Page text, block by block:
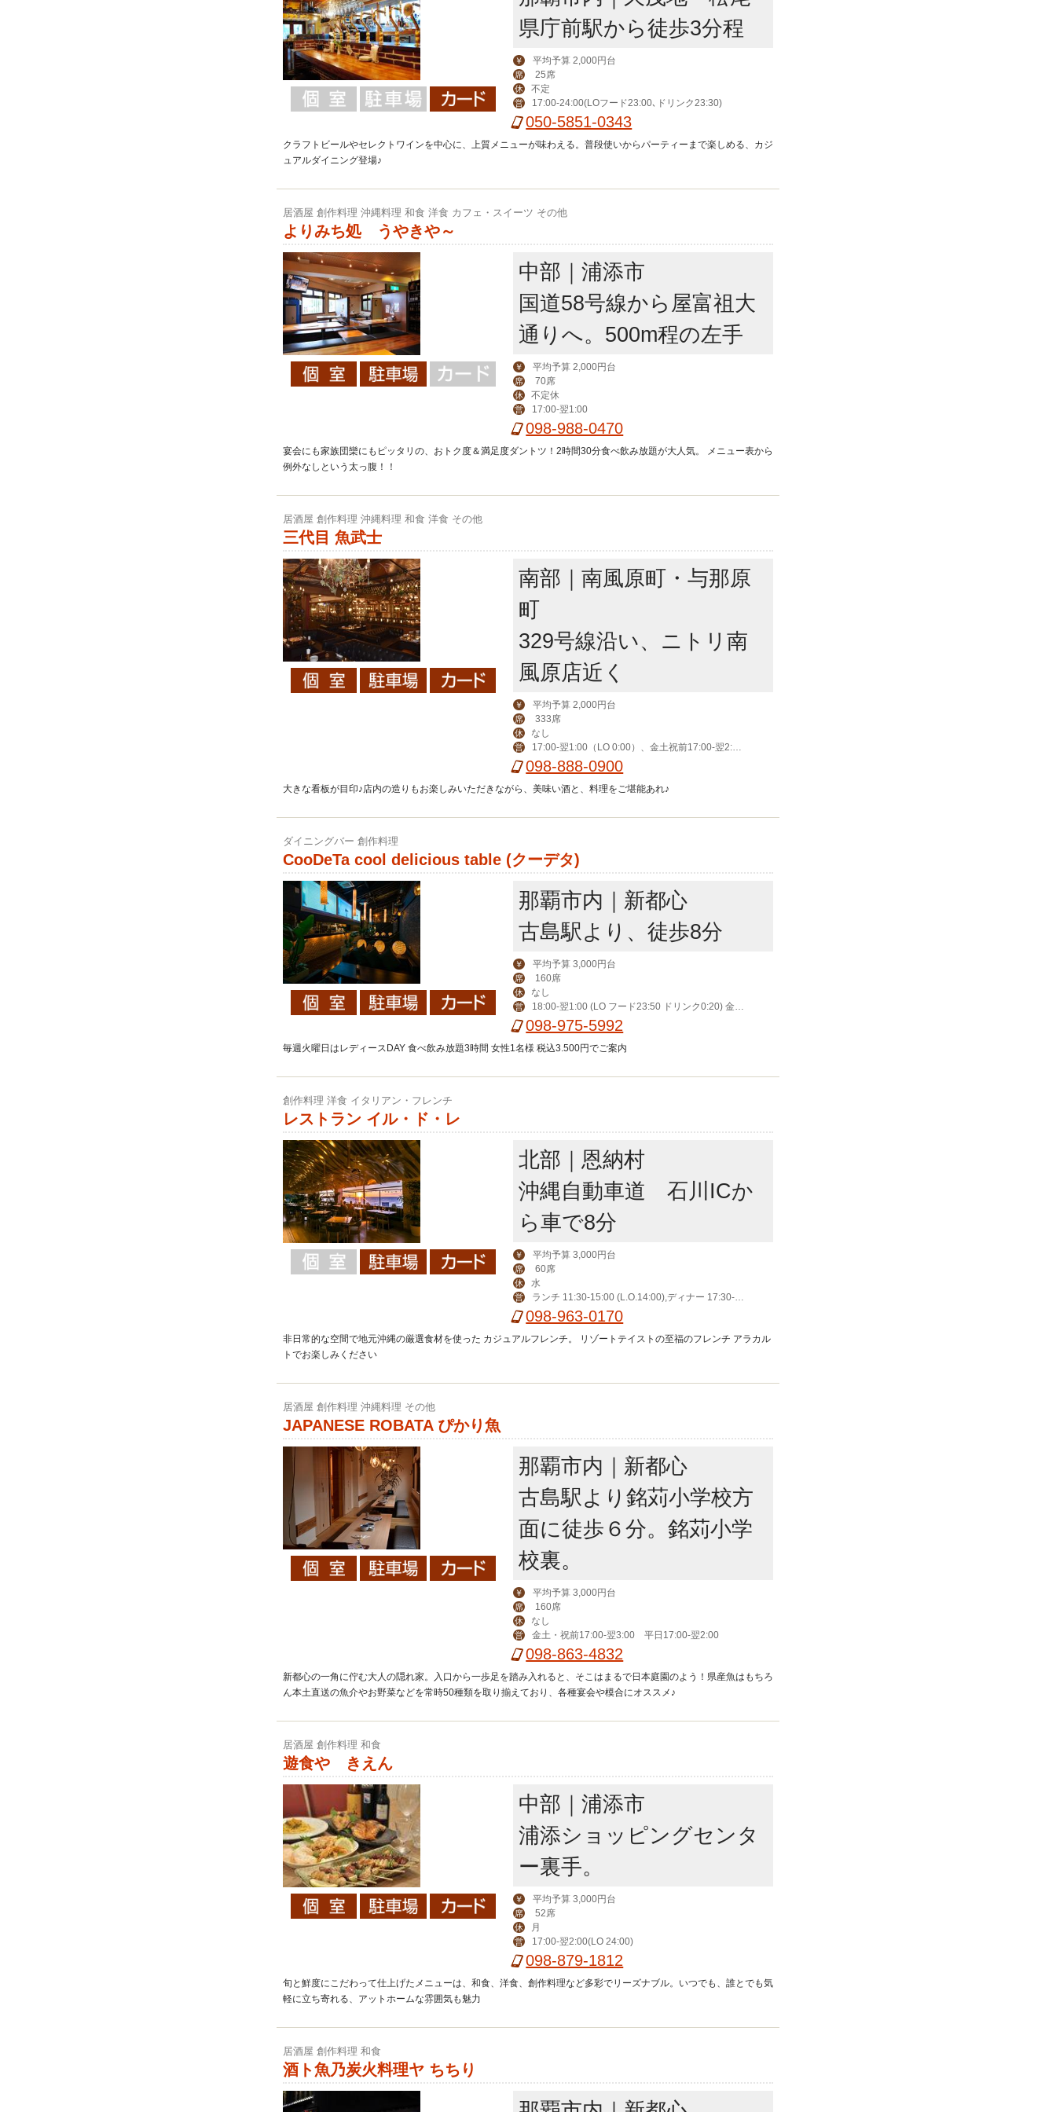
県庁前駅から徒歩3分程
￥ 平均予算 2,000円台
席 25席
休 不定
営 17:00-24:00(LOフード23:00､ドリンク23:30)
050-5851-0343
クラフトビールやセレクトワインを中心に、上質メニューが味わえる。普段使いからパーティーまで楽しめる、カジ
ュアルダイニング登場♪
居酒屋 創作料理 沖縄料理 和食 洋食 カフェ・スイーツ その他
よりみち処 うやきや～
中部｜浦添市
国道58号線から屋富祖大
通りへ。500m程の左手
￥ 平均予算 2,000円台
席 70席
休 不定休
営 17:00-翌1:00
098-988-0470
宴会にも家族団欒にもピッタリの、おトク度＆満足度ダントツ！2時間30分食べ飲み放題が大人気。 メニュー表から
例外なしという太っ腹！！
居酒屋 創作料理 沖縄料理 和食 洋食 その他
三代目 魚武士
南部｜南風原町・与那原
町
329号線沿い、ニトリ南
風原店近く
￥ 平均予算 2,000円台
席 333席
休 なし
営
17:00-翌1:00（LO 0:00）、金土祝前17:00-翌2:00
（LO 翌1:00）
098-888-0900
大きな看板が目印♪店内の造りもお楽しみいただきながら、美味い酒と、料理をご堪能あれ♪
ダイニングバー 創作料理
CooDeTa cool delicious table (クーデタ)
那覇市内｜新都心
古島駅より、徒歩8分
￥ 平均予算 3,000円台
席 160席
休 なし
営
18:00-翌1:00 (LO フード23:50 ドリンク0:20) 金土
祝前18:00-翌2:00 (LOフード0:50 ドリンク1:20)
098-975-5992
毎週火曜日はレディースDAY 食べ飲み放題3時間 女性1名様 税込3.500円でご案内
創作料理 洋食 イタリアン・フレンチ
レストラン イル・ド・レ
北部｜恩納村
沖縄自動車道 石川ICか
ら車で8分
￥ 平均予算 3,000円台
席 60席
休 水
営
ランチ 11:30-15:00 (L.O.14:00),ディナー 17:30-2
3:00 (L.O.21:00)
098-963-0170
非日常的な空間で地元沖縄の厳選食材を使った カジュアルフレンチ。 リゾートテイストの至福のフレンチ アラカル
トでお楽しみください
居酒屋 創作料理 沖縄料理 その他
JAPANESE ROBATA ぴかり魚
那覇市内｜新都心
古島駅より銘苅小学校方
面に徒歩６分。銘苅小学
校裏。
￥ 平均予算 3,000円台
席 160席
休 なし
営 金土・祝前17:00-翌3:00 平日17:00-翌2:00
098-863-4832
新都心の一角に佇む大人の隠れ家。入口から一歩足を踏み入れると、そこはまるで日本庭園のよう！県産魚はもちろ
ん本土直送の魚介やお野菜などを常時50種類を取り揃えており、各種宴会や模合にオススメ♪
居酒屋 創作料理 和食
遊食や きえん
中部｜浦添市
浦添ショッピングセンタ
ー裏手。
￥ 平均予算 3,000円台
席 52席
休 月
営 17:00-翌2:00(LO 24:00)
098-879-1812
旬と鮮度にこだわって仕上げたメニューは、和食、洋食、創作料理など多彩でリーズナブル。いつでも、誰とでも気
軽に立ち寄れる、アットホームな雰囲気も魅力
居酒屋 創作料理 和食
酒ト魚乃炭火料理ヤ ちちり